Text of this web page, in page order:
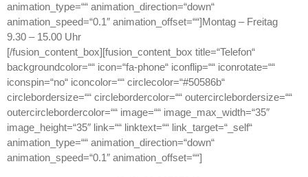
animation_type=““ animation_direction=“down“
animation_speed=“0.1″ animation_offset=““]Montag – Freitag
9.30 – 15.00 Uhr
[/fusion_content_box][fusion_content_box title=“Telefon“
backgroundcolor=““ icon=“fa-phone“ iconflip=““ iconrotate=““
iconspin=“no“ iconcolor=““ circlecolor=“#50586b“
circlebordersize=““ circlebordercolor=““ outercirclebordersize=““
outercirclebordercolor=““ image=““ image_max_width=“35″
image_height=“35″ link=““ linktext=““ link_target=“_self“
animation_type=““ animation_direction=“down“
animation_speed=“0.1″ animation_offset=““]